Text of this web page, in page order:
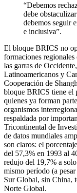
“Debemos
debe
debemos seguir
e inclusiva”.
El bloque BRICS no
formaciones
las garras de
Latinoamericanos y
Cooperación de
bloque BRICS tiene el
quienes ya forman
organismos
respaldada por
Tricontinental de
de datos mundiales
son claros: el
del 57,3% en 1993 al
redujo del 19,7% a
mismo período (a
Sur Global, sin China,
Norte Global.